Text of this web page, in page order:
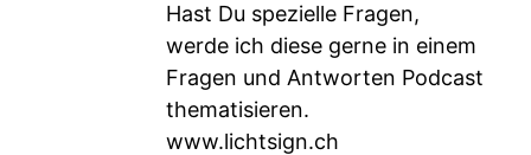
Hast Du spezielle Fragen,
werde ich diese gerne in einem
Fragen und Antworten Podcast
thematisieren.
www.lichtsign.ch